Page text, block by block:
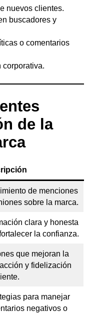
nuevos clientes.
buscadores y
o comentarios
corporativa.
de la
de menciones
sobre la marca.
clara y honesta
la confianza.
que mejoran la
y fidelización
para manejar
negativos o